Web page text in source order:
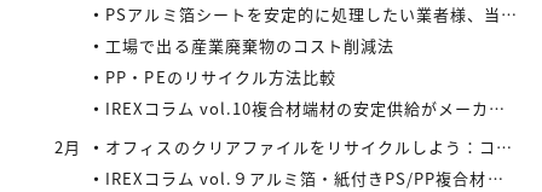
PSアルミ箔シートを安定的に処理したい業者様、当社が買い取ります！
工場で出る産業廃棄物のコスト削減法
PP・PEのリサイクル方法比較
IREXコラム vol.10複合材端材の安定供給がメーカーにもたらすメリット
2月
オフィスのクリアファイルをリサイクルしよう：コストと環境負荷を同時に減らす方法
IREXコラム vol.９アルミ箔・紙付きPS/PP複合材端材の回収スキームと全国対応体制